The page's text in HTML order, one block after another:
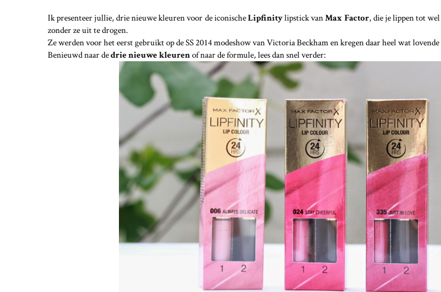
Ik presenteer jullie, drie nieuwe kleuren voor de iconischeLipfinitylipstick vanMax Factor, die je lippen tot wel
zonder ze uit te drogen.
Ze werden voor het eerst gebruikt op de SS 2014 modeshow van Victoria Beckham en kregen daar heel wat
Benieuwd naar dedrie nieuwe kleurenof naar de formule, lees dan snel verder: